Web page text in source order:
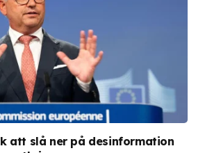
att slå ner på desinformation